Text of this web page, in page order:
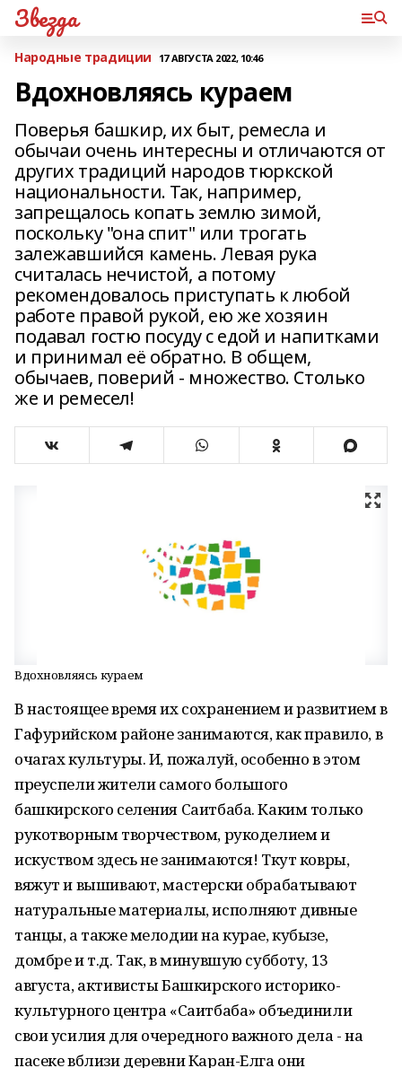
Звезда
Народные традиции 17 АВГУСТА 2022, 10:46
Вдохновляясь кураем
Поверья башкир, их быт, ремесла и
обычаи очень интересны и отличаются от
других традиций народов тюркской
национальности. Так, например,
запрещалось копать землю зимой,
поскольку "она спит" или трогать
залежавшийся камень. Левая рука
считалась нечистой, а потому
рекомендовалось приступать к любой
работе правой рукой, ею же хозяин
подавал гостю посуду с едой и напитками
и принимал её обратно. В общем,
обычаев, поверий - множество. Столько
же и ремесел!
Вдохновляясь кураем
В настоящее время их сохранением и развитием в
Гафурийском районе занимаются, как правило, в
очагах культуры. И, пожалуй, особенно в этом
преуспели жители самого большого
башкирского селения Саитбаба. Каким только
рукотворным творчеством, рукоделием и
искуством здесь не занимаются! Ткут ковры,
вяжут и вышивают, мастерски обрабатывают
натуральные материалы, исполняют дивные
танцы, а также мелодии на курае, кубызе,
домбре и т.д. Так, в минувшую субботу, 13
августа, активисты Башкирского историко-
культурного центра «Саитбаба» объединили
свои усилия для очередного важного дела - на
пасеке вблизи деревни Каран-Елга они